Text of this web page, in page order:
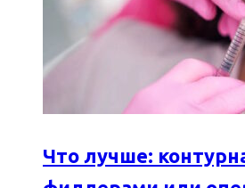
Что лучше: